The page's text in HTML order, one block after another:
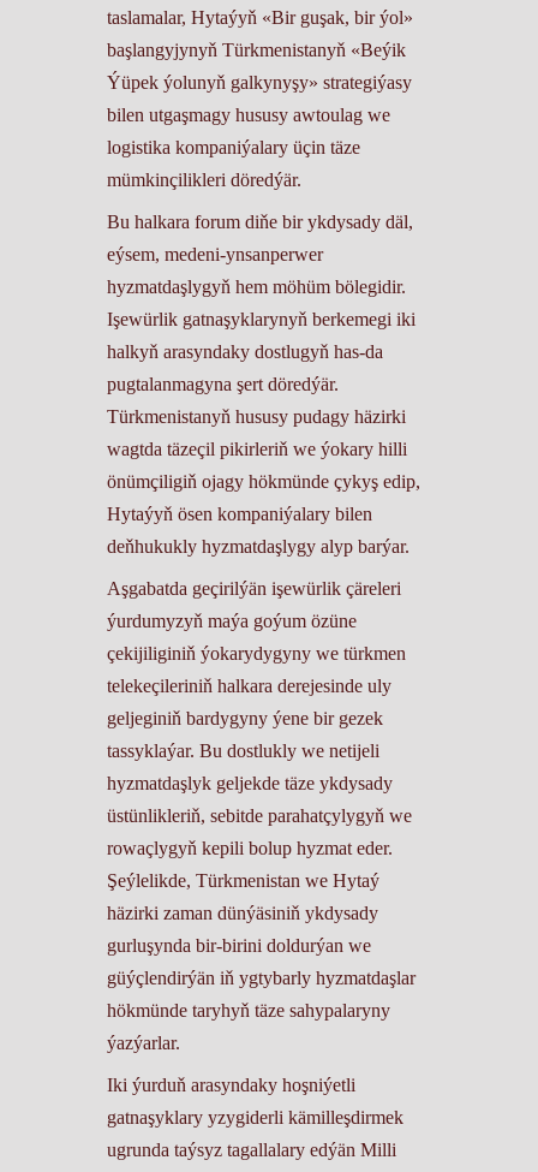
taslamalar, Hytaýyň «Bir guşak, bir ýol»
başlangyjynyň Türkmenistanyň «Beýik
Ýüpek ýolunyň galkynyşy» strategiýasy
bilen utgaşmagy hususy awtoulag we
logistika kompaniýalary üçin täze
mümkinçilikleri döredýär.
​Bu halkara forum diňe bir ykdysady däl,
eýsem, medeni-ynsanperwer
hyzmatdaşlygyň hem möhüm bölegidir.
Işewürlik gatnaşyklarynyň berkemegi iki
halkyň arasyndaky dostlugyň has-da
pugtalanmagyna şert döredýär.
Türkmenistanyň hususy pudagy häzirki
wagtda täzeçil pikirleriň we ýokary hilli
önümçiligiň ojagy hökmünde çykyş edip,
Hytaýyň ösen kompaniýalary bilen
deňhukukly hyzmatdaşlygy alyp barýar.
Aşgabatda geçirilýän işewürlik çäreleri
ýurdumyzyň maýa goýum özüne
çekijiliginiň ýokarydygyny we türkmen
telekeçileriniň halkara derejesinde uly
geljeginiň bardygyny ýene bir gezek
tassyklaýar. Bu dostlukly we netijeli
hyzmatdaşlyk geljekde täze ykdysady
üstünlikleriň, sebitde parahatçylygyň we
rowaçlygyň kepili bolup hyzmat eder.
Şeýlelikde, Türkmenistan we Hytaý
häzirki zaman dünýäsiniň ykdysady
gurluşynda bir-birini doldurýan we
güýçlendirýän iň ygtybarly hyzmatdaşlar
hökmünde taryhyň täze sahypalaryny
ýazýarlar.
Iki ýurduň arasyndaky hoşniýetli
gatnaşyklary yzygiderli kämilleşdirmek
ugrunda taýsyz tagallalary edýän Milli